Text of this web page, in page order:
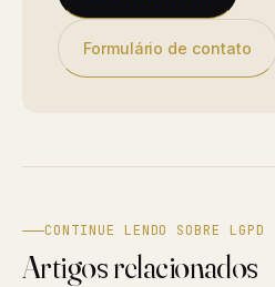
Formulário de contato
CONTINUE LENDO SOBRE LGPD
Artigos relacionados